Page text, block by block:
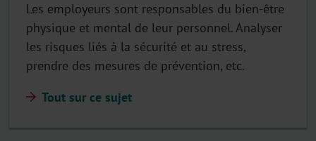
Les employeurs sont responsables du bien-être
physique et mental de leur personnel. Analyser
les risques liés à la sécurité et au stress,
prendre des mesures de prévention, etc.
Tout sur ce sujet